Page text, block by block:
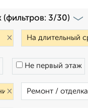
3/30)
×
Не первый этаж
×